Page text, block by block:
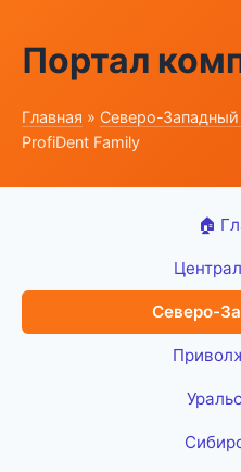
Портал
Главная » Северо-
ProfiDent Family
🏠
Северо-